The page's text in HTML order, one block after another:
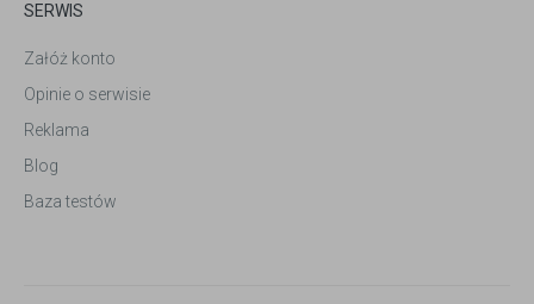
SERWIS
Załóż konto
Opinie o serwisie
Reklama
Blog
Baza testów